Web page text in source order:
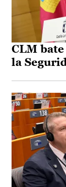
CLM
la